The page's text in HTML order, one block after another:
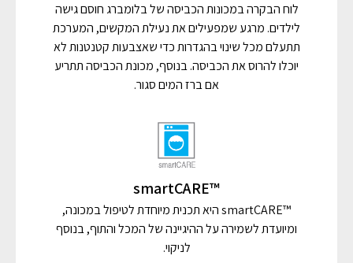
לוח הבקרה במכונות הכביסה של בלומברג חוסם גישה
לילדים. מרגע שמפעילים את נעילת המקשים, המערכת
תתעלם מכל שינוי בהגדרות כדי שאצבעות קטנטנות לא
יוכלו להרוס את הכביסה. בנוסף, מכונת הכביסה תתריע
אם ברז המים סגור.
™smartCARE
™smartCARE היא תכנית מיוחדת לטיפול במכונה,
ומיועדת לשמירה על ההיגיינה של המכל והתוף, בנוסף
לניקוי.